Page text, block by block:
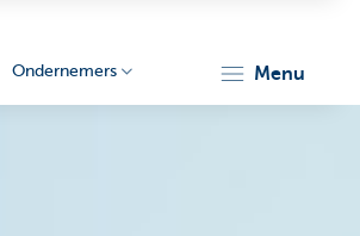
Ondernemers menu